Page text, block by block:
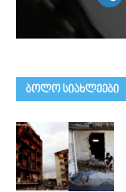
ᲑᲝᲚᲝ ᲡᲘᲐᲮᲚᲔᲔᲑᲘ